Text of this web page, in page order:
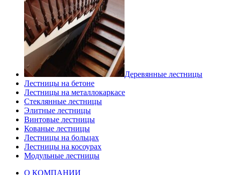
Деревянные лестницы
Лестницы на бетоне
Лестницы на металлокаркасе
Стеклянные лестницы
Элитные лестницы
Винтовые лестницы
Кованые лестницы
Лестницы на больцах
Лестницы на косоурах
Модульные лестницы
О КОМПАНИИ